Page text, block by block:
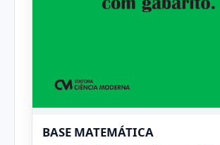
BASE MATEMÁTICA